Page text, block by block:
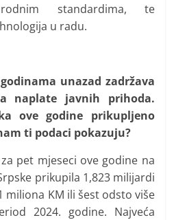
standardima, te
u radu.
unazad zadržava
naplate javnih prihoda.
ove godine prikupljeno
ti podaci pokazuju?
pet mjeseci ove godine na
prikupila 1,823 milijardi
miliona KM ili šest odsto više
2024. godine. Najveća